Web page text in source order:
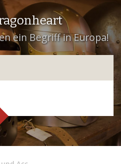
ein Begriff in Europa!